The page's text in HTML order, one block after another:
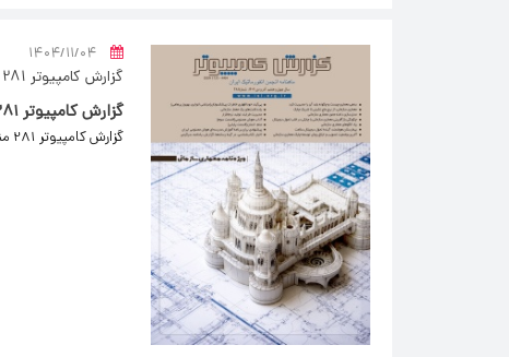
۱۴۰۴/۱۱/۰۴
گزارش کامپیوتر 281
گزارش کامپیوتر 281 منتشر شد.
گزارش کامپیوتر 281 منتشر شد.